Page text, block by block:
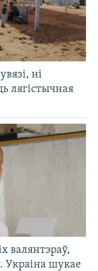
ні
лягістычная
валянтэраў,
Украіна шукае